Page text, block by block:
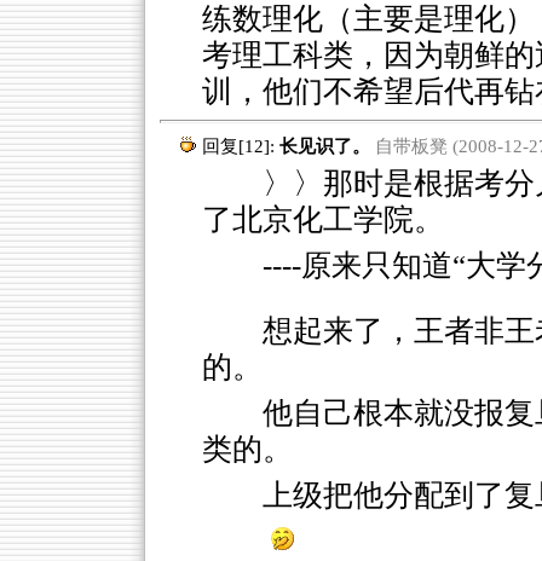
练数理化（主要是理化
考理工科类，因为朝鲜
训，他们不希望后代再
回复[12]: 长见识了。 自带板凳 (2008-12-
〉〉那时是根据考分
了北京化工学院。
----原来只知道“大学
想起来了，王者非
的。
他自己根本就没报
类的。
上级把他分配到了